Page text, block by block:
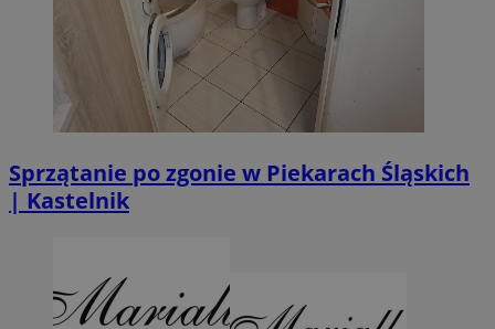
Sprzątanie po zgonie w Piekarach Śląskich
| Kastelnik